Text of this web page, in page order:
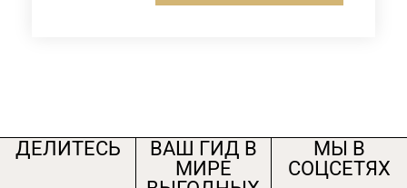
ДЕЛИТЕСЬ
ВАШ ГИД В
МИРЕ
МЫ В
СОЦСЕТЯХ